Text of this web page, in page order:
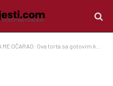
Ova torta sa gotovim korama je pun pogodak